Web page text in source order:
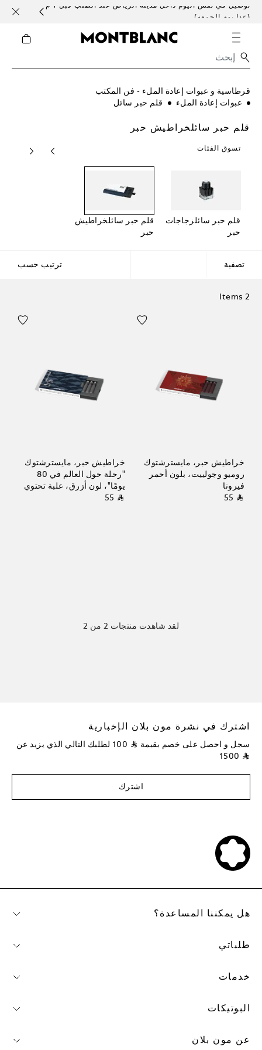
توصيل في نفس اليوم داخل مدينة الرياض عند الطلب قبل 1 م
(عدا يوم الجمعه)
قرطاسية و عبوات إعادة الملء - فن المكتب
عبوات إعادة الملء
قلم حبر سائل
قلم حبر سائلخراطيش حبر
تسوق الفئات
قلم حبر سائلزجاجات
حبر
قلم حبر سائلخراطيش
حبر
تصفية ترتيب حسب
2 Items
خراطيش حبر، مايسترشتوك
روميو وجولييت، بلون أحمر
فيرونا
⃁ 55
خراطيش حبر، مايسترشتوك
"رحلة حول العالم في 80
يومًا"، لون أزرق، علبة تحتوي
على 8 وحدات
⃁ 55
لقد شاهدت منتجات 2 من 2
اشترك في نشرة مون بلان الإخبارية
سجل و احصل على خصم بقيمة ⃁
لطلبك التالي الذي يزيد عن
⃁
اشترك
هل يمكننا المساعدة؟
طلباتي
خدمات
البوتيكات
عن مون بلان